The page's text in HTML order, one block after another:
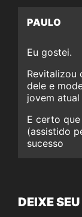
PAULO
Eu gostei.
Revitalizou
dele e
jovem atual
E certo
(assistido
sucesso
DEIXE